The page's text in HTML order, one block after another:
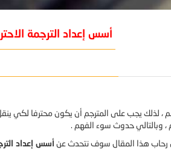
أسس إعداد الترجمة
، لذلك يجب على المترجم أن يكون محترفا لكي
، وبالتالي حدوث سوء الفهم .
رحاب هذا المقال سوف نتحدث عن أسس إعداد